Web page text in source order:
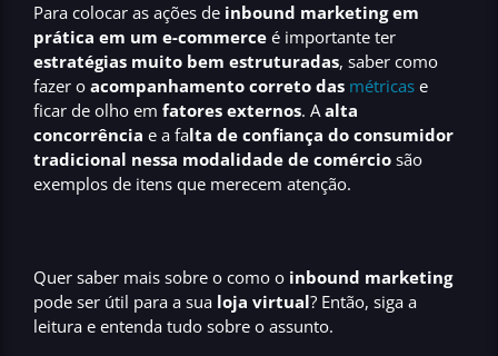
Para colocar as ações de inbound marketing em
prática em um e-commerce é importante ter
estratégias muito bem estruturadas, saber como
fazer o acompanhamento correto das métricas e
ficar de olho em fatores externos. Aalta
concorrência e a falta de confiança do consumidor
tradicional nessa modalidade de comércio são
exemplos de itens que merecem atenção.
Quer saber mais sobre o como o inbound marketing
pode ser útil para a sua loja virtual? Então, siga a
leitura e entenda tudo sobre o assunto.